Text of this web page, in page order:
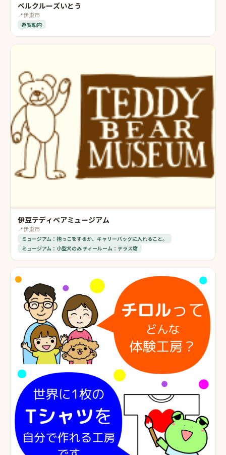
ベルクルーズいとう
📍伊東市
遊覧船内
伊豆テディベアミュージアム
📍伊東市
ミュージアム：抱っこをするか、キャリーバッグに入れること。
ミュージアム：小型犬のみ ティールーム：テラス席